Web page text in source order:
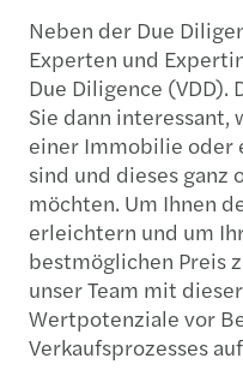
Neben der Due
Experten und
Due Diligence (VDD).
Sie dann interessant,
einer Immobilie
sind und dieses ganz
möchten. Um Ihnen
erleichtern und um
bestmöglichen Preis
unser Team mit
Wertpotenziale vor
Verkaufsprozesses